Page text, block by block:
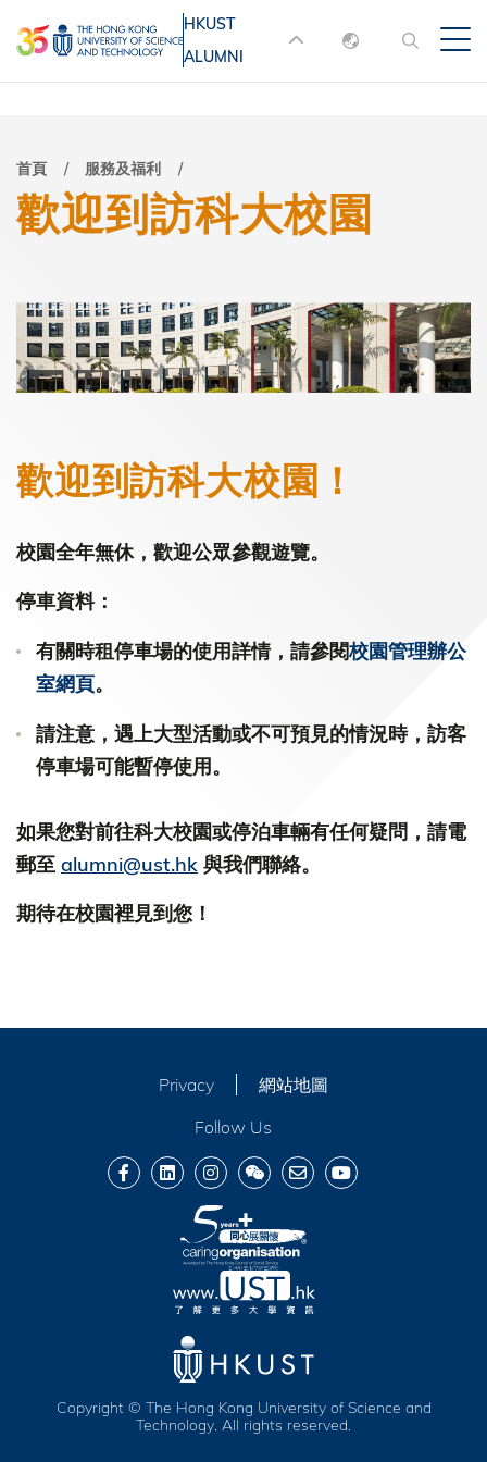
至
主
MORE ABOUT HKUST
UNIVERSITY NEWS
ACADEMIC
LIFE@HKUST
MAP & DIRECTIONS JOBS@HKUST
HKUST
ALUMNI
English
導
航
結
首頁 服務及福利
歡迎到訪科大校園
歡迎到訪科大校園！
校園全年無休，歡迎公眾參觀遊覽。
停車資料：
有關時租停車場的使用詳情，請參閱校園管理辦公
室網頁。
請注意，遇上大型活動或不可預見的情況時，訪客
停車場可能暫停使用。
如果您對前往科大校園或停泊車輛有任何疑問，請電
郵至 alumni@ust.hk 與我們聯絡。
期待在校園裡見到您！
Privacy
網站地圖
Follow Us
Copyright © The Hong Kong University of Science and
Technology. All rights reserved.